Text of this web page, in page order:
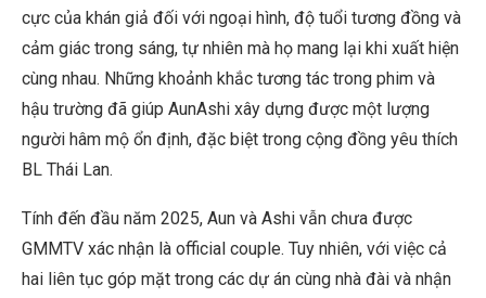
cực của khán giả đối với ngoại hình, độ tuổi tương đồng và
cảm giác trong sáng, tự nhiên mà họ mang lại khi xuất hiện
cùng nhau. Những khoảnh khắc tương tác trong phim và
hậu trường đã giúp AunAshi xây dựng được một lượng
người hâm mộ ổn định, đặc biệt trong cộng đồng yêu thích
BL Thái Lan.
Tính đến đầu năm 2025, Aun và Ashi vẫn chưa được
GMMTV xác nhận là official couple. Tuy nhiên, với việc cả
hai liên tục góp mặt trong các dự án cùng nhà đài và nhận